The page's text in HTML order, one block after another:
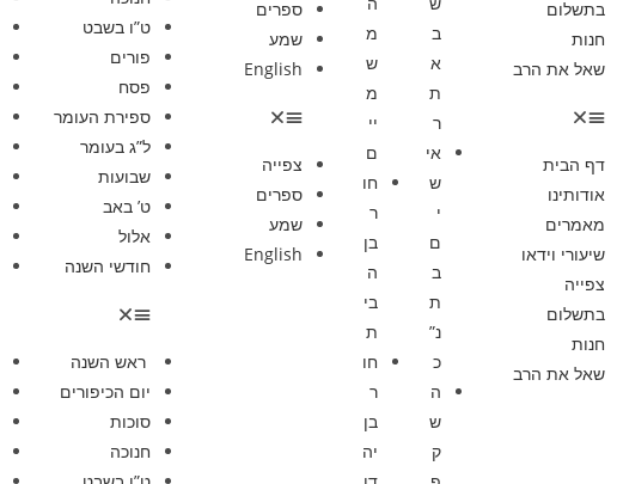
בתשלום
חנות
שאל את הרב
דף הבית
אודותינו
מאמרים
שיעורי וידאו
צפייה
בתשלום
חנות
שאל את הרב
ב
א
ת
ר
אי
ש
י
ם
ב
ת
נ”
כ
ה
ש
ק
מ
ש
מ
יי
ם
חו
ר
בן
ה
בי
ת
חו
ר
בן
יה
ספרים
שמע
English
צפייה
ספרים
שמע
English
ט”ו בשבט
פורים
פסח
ספירת העומר
ל”ג בעומר
שבועות
ט’ באב
אלול
חודשי השנה
ראש השנה
יום הכיפורים
סוכות
חנוכה